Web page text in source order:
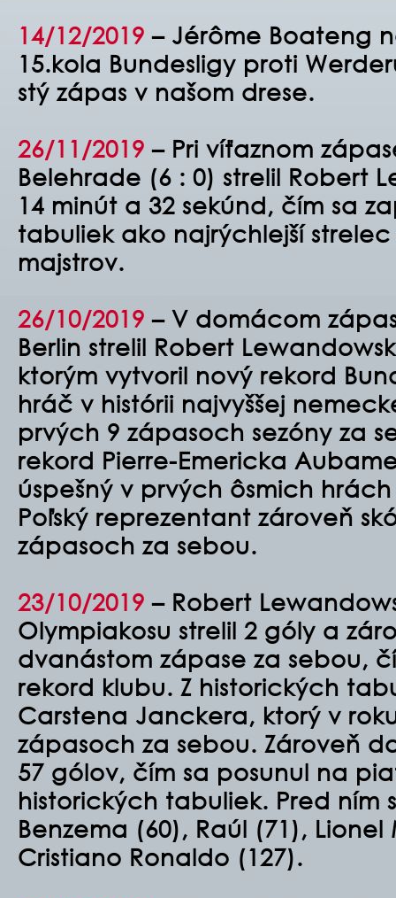
14/12/2019 – Jérôme Boateng
15.kola Bundesligy proti
stý zápas v našom drese.
26/11/2019 – Pri víťaznom
Belehrade (6 : 0) strelil Robert
14 minút a 32 sekúnd, čím sa
tabuliek ako najrýchlejší
majstrov.
26/10/2019 – V domácom
Berlin strelil Robert
ktorým vytvoril nový rekord
hráč v histórii najvyššej
prvých 9 zápasoch sezóny za
rekord Pierre-Emericka
úspešný v prvých ôsmich hrách
Poľský reprezentant zároveň
zápasoch za sebou.
23/10/2019 – Robert
Olympiakosu strelil 2 góly a
dvanástom zápase za sebou,
rekord klubu. Z historických
Carstena Janckera, ktorý v
zápasoch za sebou. Zároveň
57 gólov, čím sa posunul na
historických tabuliek. Pred ním
Benzema (60), Raúl (71), Lionel
Cristiano Ronaldo (127).